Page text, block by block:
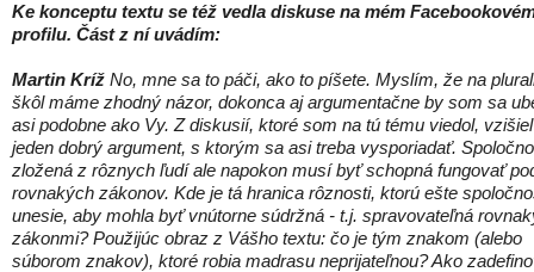
Ke konceptu textu se též vedla diskuse na mém
profilu. Část z ní uvádím:
Martin Kríž No, mne sa to páči, ako to píšete. Myslím, že na
škôl máme zhodný názor, dokonca aj argumentačne by som sa
asi podobne ako Vy. Z diskusií, ktoré som na tú tému viedol, vzišiel
jeden dobrý argument, s ktorým sa asi treba vysporiadať.
zložená z rôznych ľudí ale napokon musí byť schopná fungovať
rovnakých zákonov. Kde je tá hranica rôznosti, ktorú ešte
unesie, aby mohla byť vnútorne súdržná - t.j. spravovateľná
zákonmi? Použijúc obraz z Vášho textu: čo je tým znakom (alebo
súborom znakov), ktoré robia madrasu neprijateľnou? Ako